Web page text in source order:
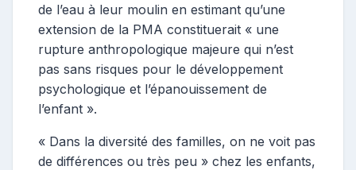
de l’eau à leur moulin en estimant qu’une
extension de la PMA constituerait « une
rupture anthropologique majeure qui n’est
pas sans risques pour le développement
psychologique et l’épanouissement de
l’enfant ».
« Dans la diversité des familles, on ne voit pas
de différences ou très peu » chez les enfants,